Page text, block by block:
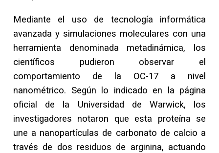
Mediante el uso de tecnología informática
avanzada y simulaciones moleculares con una
herramienta denominada metadinámica, los
científicos pudieron observar el
comportamiento de la OC-17 a nivel
nanométrico. Según lo indicado en la página
oficial de la Universidad de Warwick, los
investigadores notaron que esta proteína se
une a nanopartículas de carbonato de calcio a
través de dos residuos de arginina, actuando